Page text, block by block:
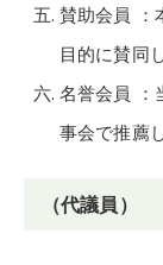
賛助会員 ：
目的に賛同
名誉会員 ：
事会で推薦
（代議員）